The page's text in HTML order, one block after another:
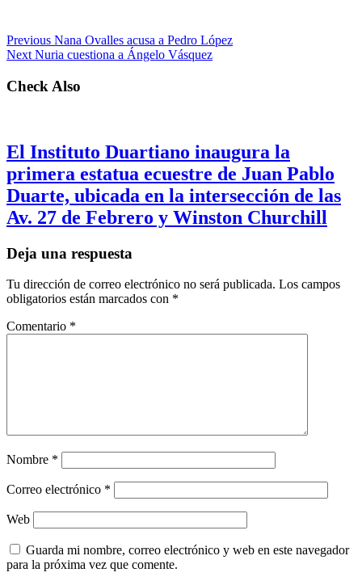
Previous Nana Ovalles acusa a Pedro López
Next Nuria cuestiona a Ángelo Vásquez
Check Also
El Instituto Duartiano inaugura la
primera estatua ecuestre de Juan Pablo
Duarte, ubicada en la intersección de las
Av. 27 de Febrero y Winston Churchill
Deja una respuesta
Tu dirección de correo electrónico no será publicada. Los campos
obligatorios están marcados con *
Comentario *
Nombre *
Correo electrónico *
Web
Guarda mi nombre, correo electrónico y web en este navegador
para la próxima vez que comente.